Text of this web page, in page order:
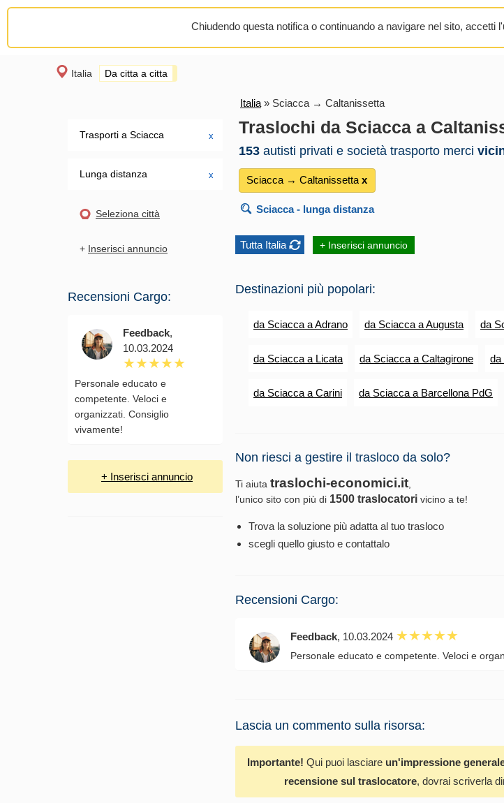
Chiudendo questa notifica o continuando a navigare nel sito, accetti
Italia Da citta a citta
Trasporti a Sciacca х
Lunga distanza х
Seleziona città
+ Inserisci annuncio
Recensioni Cargo:
Feedback,
10.03.2024
Personale educato e
competente. Veloci e
organizzati. Consiglio
vivamente!
+ Inserisci annuncio
Italia » Sciacca → Caltanissetta
Traslochi da Sciacca a
153 autisti privati e società trasporto merci
Sciacca → Caltanissetta х
Sciacca- lunga distanza
Tutta Italia + Inserisci annuncio
Destinazioni più popolari:
da Sciacca a Adrano da Sciacca a Augusta da
da Sciacca a Licata da Sciacca a Caltagirone da
da Sciacca a Carini da Sciacca a Barcellona PdG
Non riesci a gestire il trasloco da solo?
Ti aiuta traslochi-economici.it,
l’unico sito con più di 1500 traslocatori vicino a te!
Trova la soluzione più adatta al tuo trasloco
scegli quello giusto e contattalo
Recensioni Cargo:
Feedback, 10.03.2024
Personale educato e competente. Veloci e
Lascia un commento sulla risorsa:
Importante! Qui puoi lasciare un'impressione
recensione sul traslocatore, dovrai scriverla